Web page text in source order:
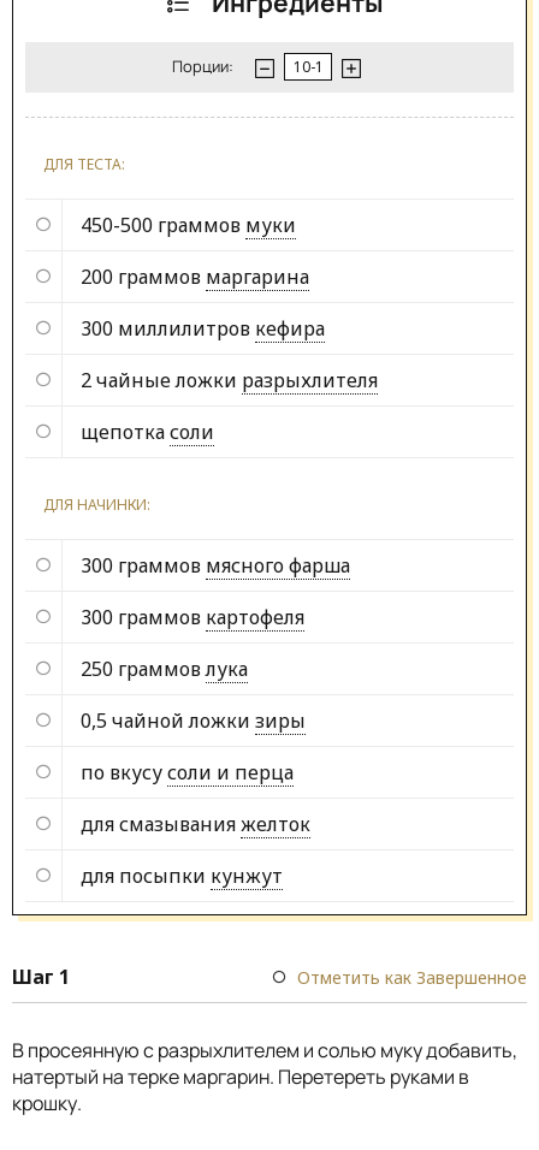
Порции:
ДЛЯ ТЕСТА:
450-500 граммов муки
200 граммов маргарина
300 миллилитров кефира
2 чайные ложки разрыхлителя
щепоткасоли
ДЛЯ НАЧИНКИ:
300 граммов мясного фарша
300 граммов картофеля
250 граммовлука
0,5 чайной ложки зиры
по вкусусоли и перца
для смазыванияжелток
для посыпки кунжут
Шаг 1 Отметить как Завершенное
В просеянную с разрыхлителем и солью муку добавить,
натертый на терке маргарин. Перетереть руками в
крошку.